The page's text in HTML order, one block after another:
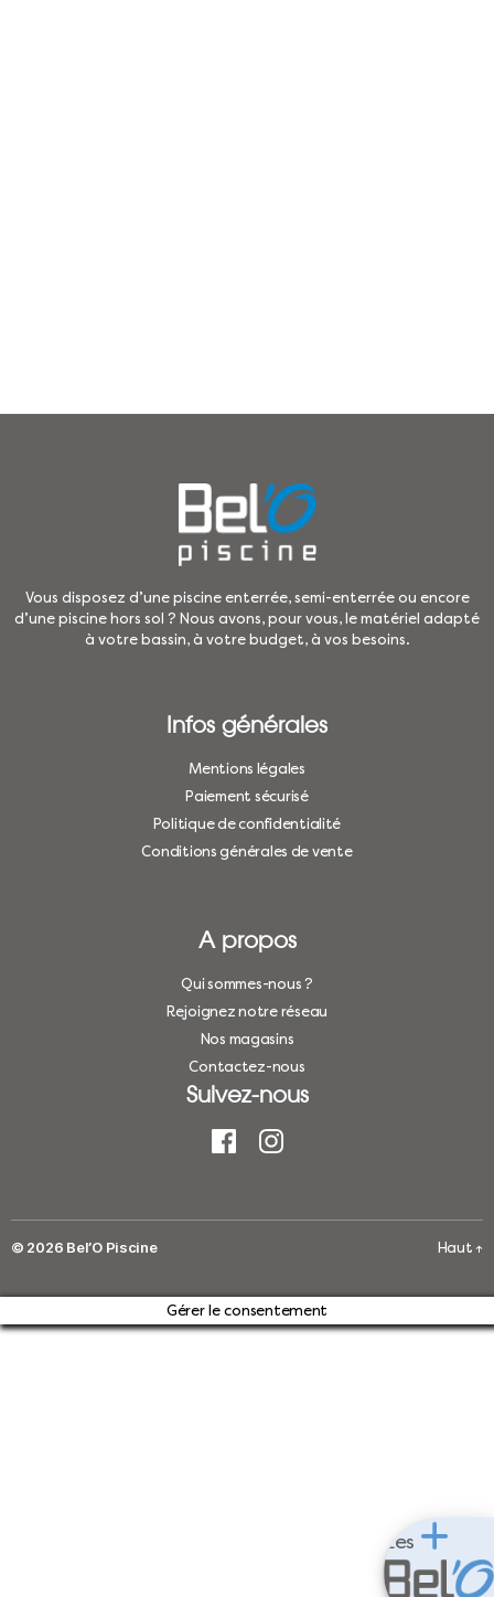
Les
Vous disposez d’une piscine enterrée, semi-enterrée ou encore
d’une piscine hors sol ? Nous avons, pour vous, le matériel adapté
à votre bassin, à votre budget, à vos besoins.
Infos générales
Mentions légales
Paiement sécurisé
Politique de confidentialité
Conditions générales de vente
A propos
Qui sommes-nous ?
Rejoignez notre réseau
Nos magasins
Contactez-nous
Suivez-nous
© 2026 Bel’O Piscine Haut ↑
Gérer le consentement